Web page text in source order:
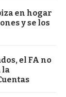
en hogar
y se los
el FA no
la